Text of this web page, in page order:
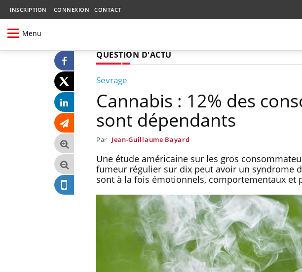
INSCRIPTION CONNEXION CONTACT
Menu
QUESTION D'ACTU
Sevrage
Cannabis : 12% des
sont dépendants
Par Jean-Guillaume Bayard
Une étude américaine sur les gros
fumeur régulier sur dix peut avoir un syndrome
sont à la fois émotionnels, comportementaux et